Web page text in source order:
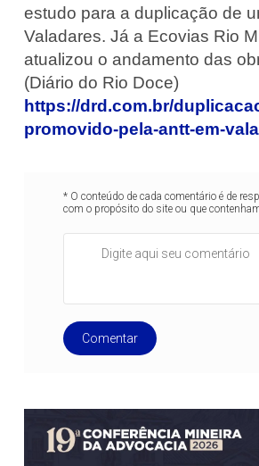
estudo para a duplicação de
Valadares. Já a Ecovias Rio
atualizou o andamento das
(Diário do Rio Doce)
https://drd.com.br/
promovido-pela-antt-em-
* O conteúdo de cada comentário é de
com o propósito do site ou que
Comentar